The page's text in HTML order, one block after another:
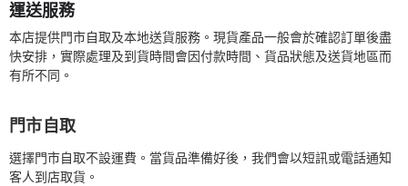
運送服務
本店提供門市自取及本地送貨服務。現貨產品一般會於確認訂單後盡
快安排，實際處理及到貨時間會因付款時間、貨品狀態及送貨地區而
有所不同。
門市自取
選擇門市自取不設運費。當貨品準備好後，我們會以短訊或電話通知
客人到店取貨。